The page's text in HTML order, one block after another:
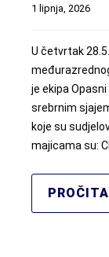
1 lipnja, 2026
U četvrtak
je ekipa
srebrnim
koje su
majicama su: